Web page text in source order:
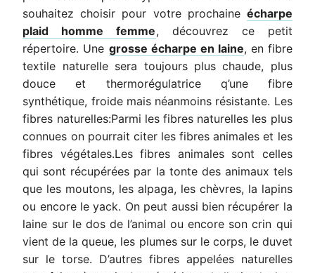
souhaitez choisir pour votre prochaine écharpe
plaid homme femme, découvrez ce petit
répertoire. Une grosse écharpe en laine, en fibre
textile naturelle sera toujours plus chaude, plus
douce et thermorégulatrice q’une fibre
synthétique, froide mais néanmoins résistante. Les
fibres naturelles:Parmi les fibres naturelles les plus
connues on pourrait citer les fibres animales et les
fibres végétales.Les fibres animales sont celles
qui sont récupérées par la tonte des animaux tels
que les moutons, les alpaga, les chèvres, la lapins
ou encore le yack. On peut aussi bien récupérer la
laine sur le dos de l’animal ou encore son crin qui
vient de la queue, les plumes sur le corps, le duvet
sur le torse. D’autres fibres appelées naturelles